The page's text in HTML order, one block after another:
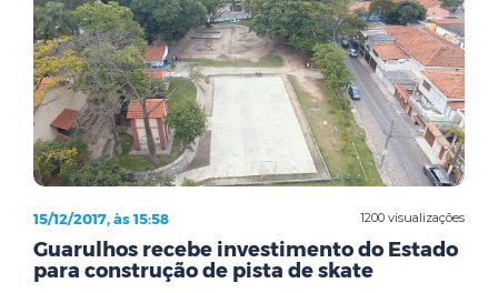
1200 visualizações
15/12/2017, às 15:58
Guarulhos recebe investimento do Estado
para construção de pista de skate